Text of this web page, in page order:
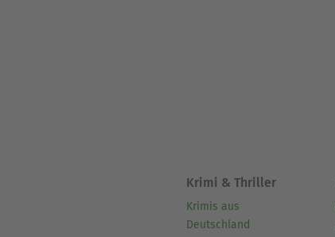
Krimi & Thriller
Krimis aus
Deutschland